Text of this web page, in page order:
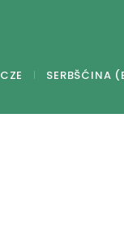
CZE SERBŠĆINA